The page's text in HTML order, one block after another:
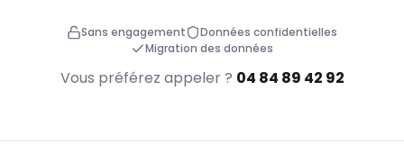
Sans engagement
Données confidentielles
Migration des données
Vous préférez appeler ? 04 84 89 42 92